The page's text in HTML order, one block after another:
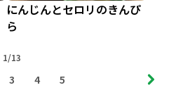
にんじんとセロリのきんぴ
ら
1/13
3 4 5